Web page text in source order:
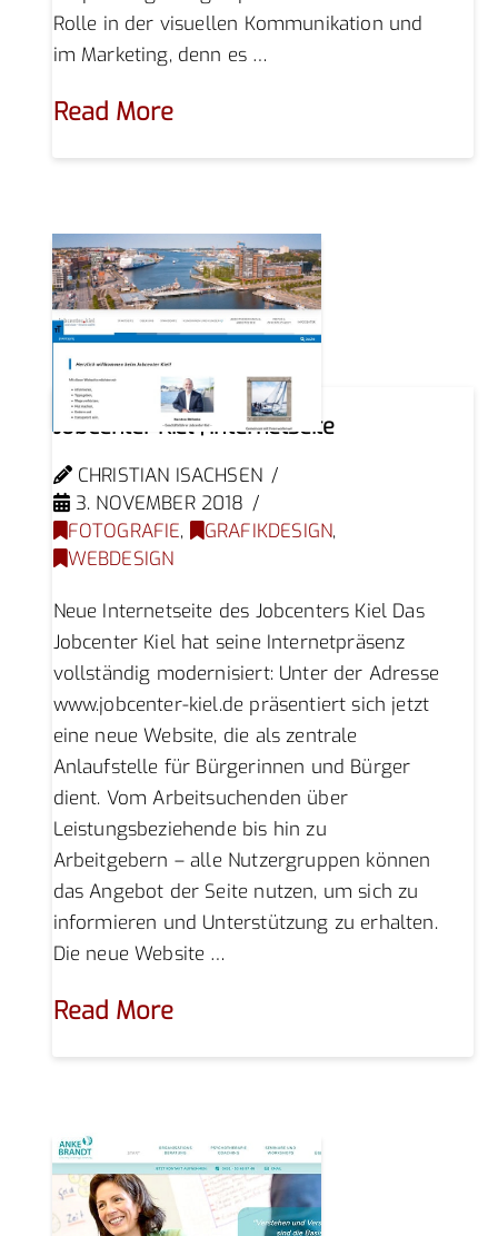
Rolle in der visuellen Kommunikation und
im Marketing, denn es …
Read More
Jobcenter Kiel | Internetseite
CHRISTIAN ISACHSEN
3. NOVEMBER 2018
FOTOGRAFIE, GRAFIKDESIGN,
WEBDESIGN
Neue Internetseite des Jobcenters Kiel Das
Jobcenter Kiel hat seine Internetpräsenz
vollständig modernisiert: Unter der Adresse
www.jobcenter-kiel.de präsentiert sich jetzt
eine neue Website, die als zentrale
Anlaufstelle für Bürgerinnen und Bürger
dient. Vom Arbeitsuchenden über
Leistungsbeziehende bis hin zu
Arbeitgebern – alle Nutzergruppen können
das Angebot der Seite nutzen, um sich zu
informieren und Unterstützung zu erhalten.
Die neue Website …
Read More